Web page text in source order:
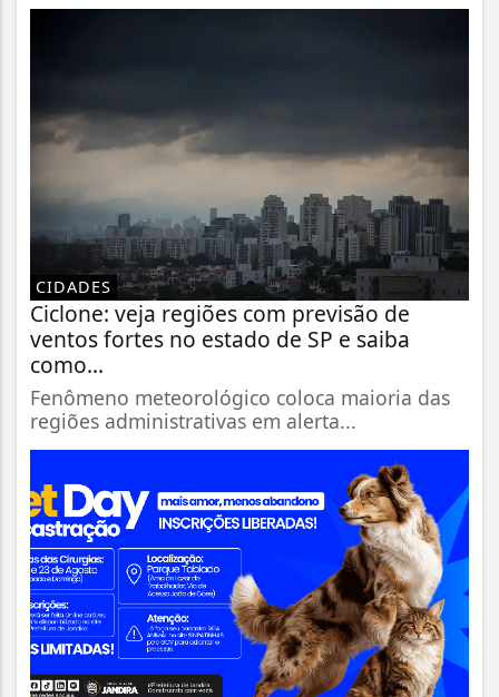
CIDADES
Ciclone: veja regiões com previsão de
ventos fortes no estado de SP e saiba
como...
Fenômeno meteorológico coloca maioria das
regiões administrativas em alerta...